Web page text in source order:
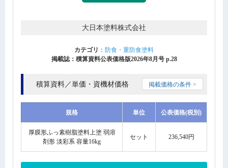
大日本塗料株式会社
カテゴリ ： 防食・重防食塗料
掲載誌：積算資料公表価格版2026年8月号 p.28
積算資料／単価・資機材価格 掲載価格の条件 >
規格 単位 公表価格(税別)
厚膜形ふっ素樹脂塗料上塗 弱溶
剤形 淡彩系 容量16kg
セット 236,540円